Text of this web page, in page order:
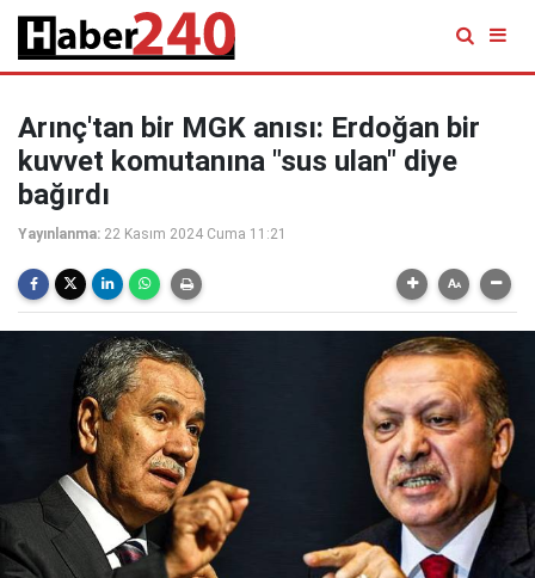
Arınç'tan bir MGK anısı: Erdoğan bir
kuvvet komutanına "sus ulan" diye
bağırdı
Yayınlanma: 22 Kasım 2024 Cuma 11:21